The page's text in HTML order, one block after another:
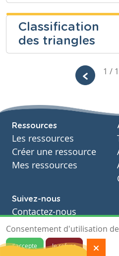
Gatien de
Radzitzky
Niveau
Tags
Classification
des triangles
Secondaire
Mathématiques
Année
Secondaire – Première année
Tags
1 / 1
Ressources
Les ressources
Créer une ressource
Mes ressources
Suivez-nous
Contactez-nous
Soutien scolaire
Notre page Facebook
Consentement d'utilisation
J'accepte Je refuse